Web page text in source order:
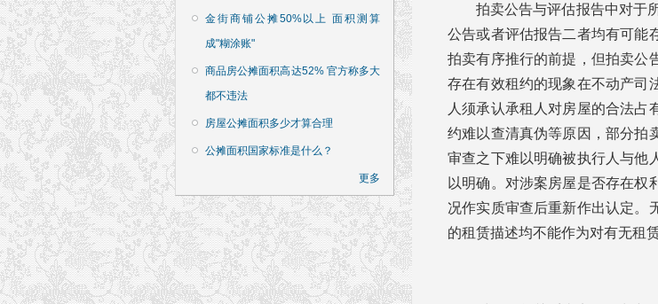
金街商铺公摊50%以上 面积测算
成"糊涂账"
商品房公摊面积高达52% 官方称多大
都不违法
房屋公摊面积多少才算合理
公摊面积国家标准是什么？
更多
拍卖公告与评估报告中对于
公告或者评估报告二者均有可能
拍卖有序推行的前提，但拍卖公
存在有效租约的现象在不动产司
人须承认承租人对房屋的合法占
约难以查清真伪等原因，部分拍
审查之下难以明确被执行人与他
以明确。对涉案房屋是否存在权
况作实质审查后重新作出认定。
的租赁描述均不能作为对有无租